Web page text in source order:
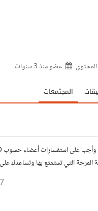
عضو منذ3 سنوات
المجتمعات
المرحة التي تستمتع بها وتساعدك